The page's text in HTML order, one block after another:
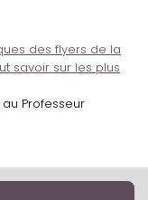
des flyers de la
savoir sur les plus
au Professeur